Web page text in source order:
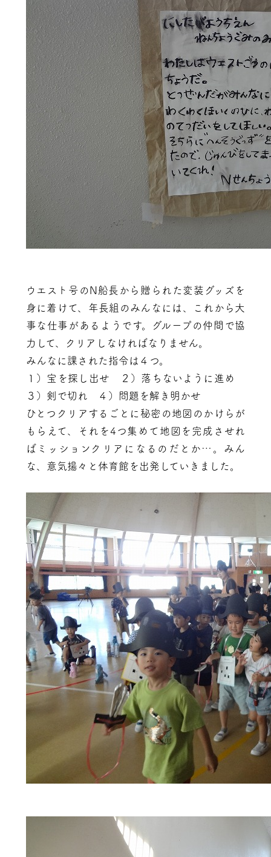
ウエスト号のN船長から贈られた変装グッズを
身に着けて、年長組のみんなには、これから大
事な仕事があるようです。グループの仲間で協
力して、クリアしなければなりません。
みんなに課された指令は４つ。
１）宝を探し出せ ２）落ちないように進め
３）剣で切れ ４）問題を解き明かせ
ひとつクリアするごとに秘密の地図のかけらが
もらえて、それを4つ集めて地図を完成させれ
ばミッションクリアになるのだとか…。みん
な、意気揚々と体育館を出発していきました。